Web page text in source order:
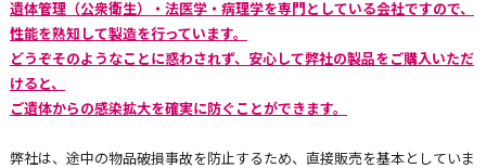
遺体管理（公衆衛生）・法医学・病理学を専門としている会社ですので、
性能を熟知して製造を行っています。
どうぞそのようなことに惑わされず、安心して弊社の製品をご購入いただ
けると、
ご遺体からの感染拡大を確実に防ぐことができます。
弊社は、途中の物品破損事故を防止するため、直接販売を基本としていま